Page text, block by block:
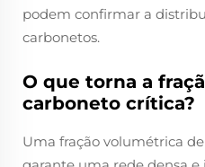
podem confirmar a
carbonetos.
O que torna a
carboneto crítica?
Uma fração volumétrica